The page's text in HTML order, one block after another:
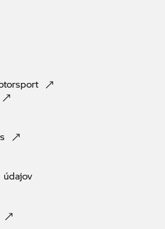
údajov